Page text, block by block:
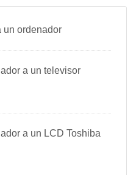
un ordenador
a un televisor
a un LCD Toshiba